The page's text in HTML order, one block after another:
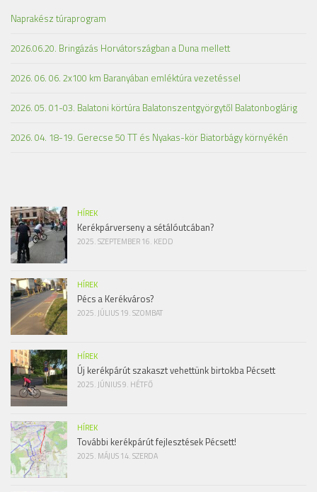
Naprakész túraprogram
2026.06.20. Bringázás Horvátországban a Duna mellett
2026. 06. 06. 2x100 km Baranyában emléktúra vezetéssel
2026. 05. 01-03. Balatoni körtúra Balatonszentgyörgytől Balatonboglárig
2026. 04. 18-19. Gerecse 50 TT és Nyakas-kör Biatorbágy környékén
HÍREK
Kerékpárverseny a sétálóutcában?
2025. SZEPTEMBER 16. KEDD
HÍREK
Pécs a Kerékváros?
2025. JÚLIUS 19. SZOMBAT
HÍREK
Új kerékpárút szakaszt vehettünk birtokba Pécsett
2025. JÚNIUS 9. HÉTFŐ
HÍREK
További kerékpárút fejlesztések Pécsett!
2025. MÁJUS 14. SZERDA